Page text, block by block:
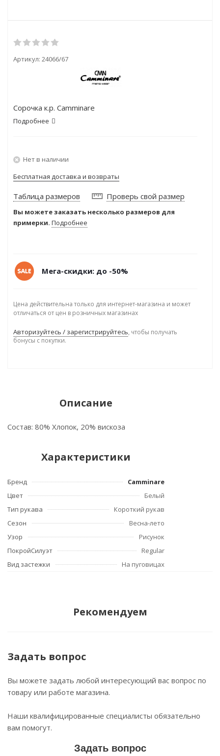
Артикул: 24066/67
Сорочка к.р. Camminare
Подробнее
Нет в наличии
Бесплатная доставка и возвраты
Таблица размеров Проверь свой размер
Вы можете заказать несколько размеров для
примерки. Подробнее
Мега-скидки: до -50%
Цена действительна только для интернет-магазина и может
отличаться от цен в розничных магазинах
Авторизуйтесь / зарегистрируйтесь, чтобы получать
бонусы с покупки.
Описание
Состав: 80% Хлопок, 20% вискоза
Характеристики
Бренд
Camminare
Цвет
Белый
Тип рукава
Короткий рукав
Сезон
Весна-лето
Узор
Рисунок
ПокройСилуэт
Regular
Вид застежки
На пуговицах
Рекомендуем
Задать вопрос
Вы можете задать любой интересующий вас вопрос по
товару или работе магазина.
Наши квалифицированные специалисты обязательно
вам помогут.
Задать вопрос